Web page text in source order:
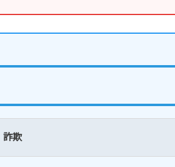
詐欺